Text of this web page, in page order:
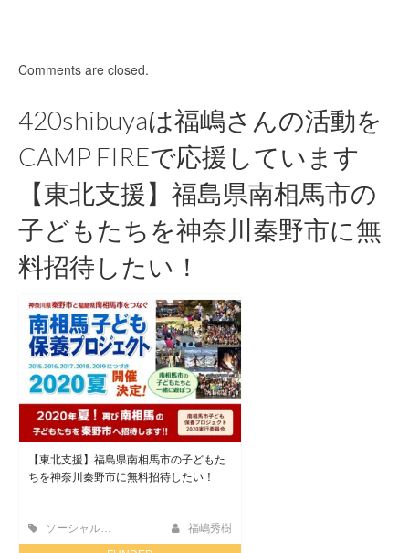
Comments are closed.
420shibuyaは福嶋さんの活動を
CAMP FIREで応援しています
【東北支援】福島県南相馬市の
子どもたちを神奈川秦野市に無
料招待したい！